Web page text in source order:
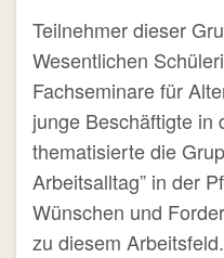
Teilnehmer dieser
Wesentlichen
Fachseminare für
junge Beschäftigte in
thematisierte die
Arbeitsalltag” in der
Wünschen und
zu diesem Arbeitsfeld.